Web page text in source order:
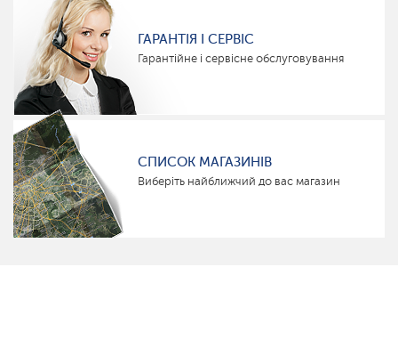
ГАРАНТІЯ І СЕРВІС
Гарантійне і сервісне обслуговування
СПИСОК МАГАЗИНІВ
Виберіть найближчий до вас магазин